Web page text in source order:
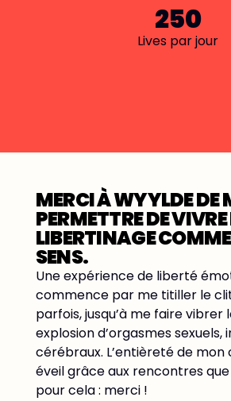
250
Lives par jour
MERCI À WYYLDE DE
PERMETTRE DE
LIBERTINAGE COMME
SENS.
Une expérience de liberté
commence par me titiller le
parfois, jusqu’à me faire
explosion d’orgasmes
cérébraux. L’entièreté de
éveil grâce aux rencontres que
pour cela : merci !